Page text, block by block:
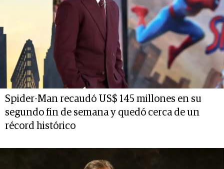
Spider-Man recaudó US$ 145 millones en su
segundo fin de semana y quedó cerca de un
récord histórico